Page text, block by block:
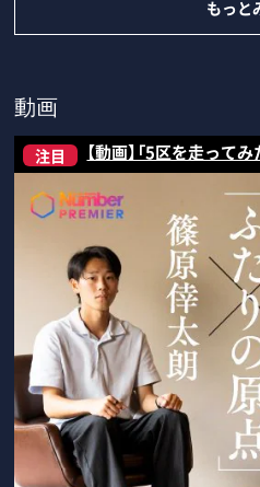
もっと
動画
注目 【動画】「5区を走っ